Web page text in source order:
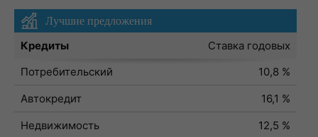
Лучшие предложения
Кредиты
Ставка годовых
Потребительский
10,8 %
Автокредит
16,1 %
Недвижимость
12,5 %